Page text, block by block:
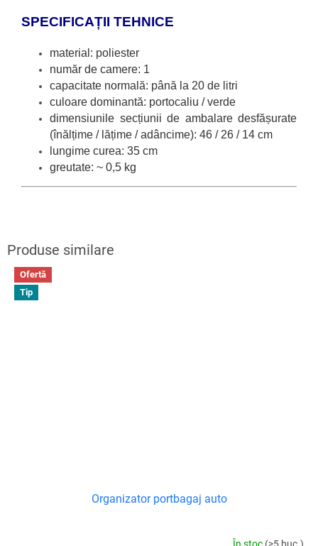
SPECIFICAȚII TEHNICE
material: poliester
număr de camere: 1
capacitate normală: până la 20 de litri
culoare dominantă: portocaliu / verde
dimensiunile secțiunii de ambalare desfășurate
(înălțime / lățime / adâncime): 46 / 26 / 14 cm
lungime curea: 35 cm
greutate: ~ 0,5 kg
Ofertă
Tip
Organizator portbagaj auto
În stoc (>5 buc.)